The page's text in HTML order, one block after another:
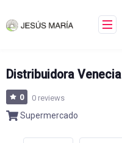
to
Distribuidora Venecia
0 0 reviews
Supermercado